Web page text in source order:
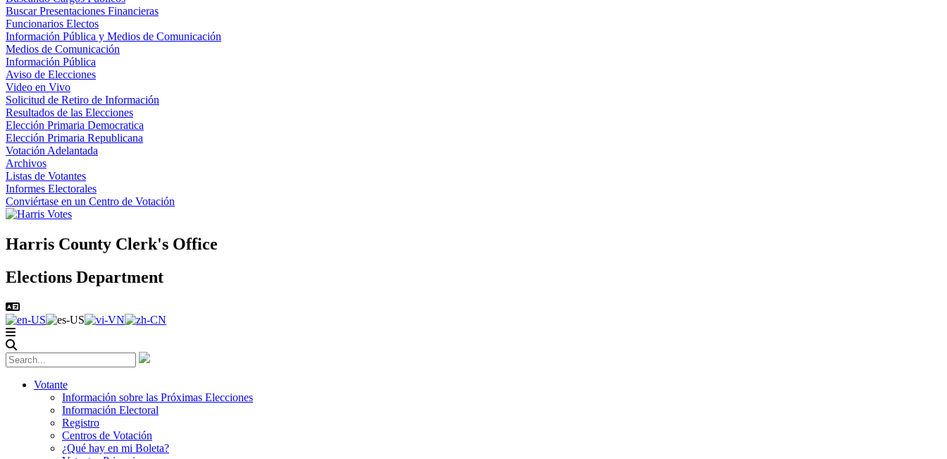
Buscar Presentaciones Financieras
Funcionarios Electos
Información Pública y Medios de Comunicación
Medios de Comunicación
Información Pública
Aviso de Elecciones
Video en Vivo
Solicitud de Retiro de Información
Resultados de las Elecciones
Elección Primaria Democratica
Elección Primaria Republicana
Votación Adelantada
Archivos
Listas de Votantes
Informes Electorales
Conviértase en un Centro de Votación
Harris County Clerk's Office
Elections Department
Votante
Información sobre las Próximas Elecciones
Información Electoral
Registro
Centros de Votación
¿Qué hay en mi Boleta?